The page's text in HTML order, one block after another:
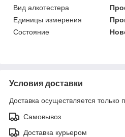
Вид алкотестера
Единицы измерения
Состояние
Условия доставки
Доставка осуществляется только
Самовывоз
Доставка курьером